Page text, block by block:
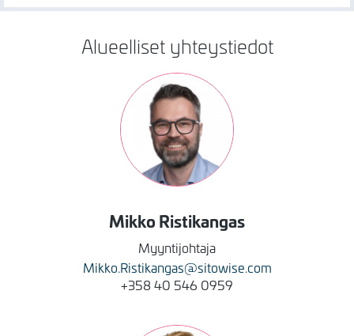
Alueelliset yhteystiedot
Mikko Ristikangas
Myyntijohtaja
Mikko.Ristikangas@sitowise.com
+358 40 546 0959